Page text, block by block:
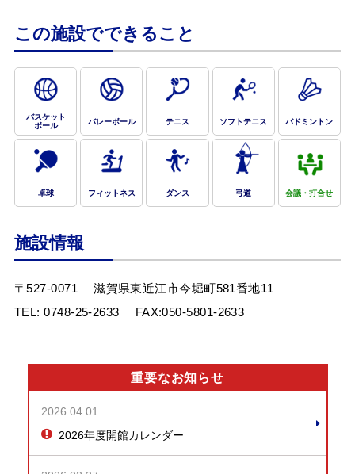
お問合せフォーム
東近江市公共施設予約システム
この施設でできること
バスケット
ボール
バレーボール テニス ソフトテニス バドミントン
卓球 フィットネス ダンス 弓道 会議・打合せ
施設情報
〒527-0071
滋賀県東近江市今堀町581番地11
TEL:0748-25-2633 FAX:050-5801-2633
重要なお知らせ
2026.04.01
2026年度開館カレンダー